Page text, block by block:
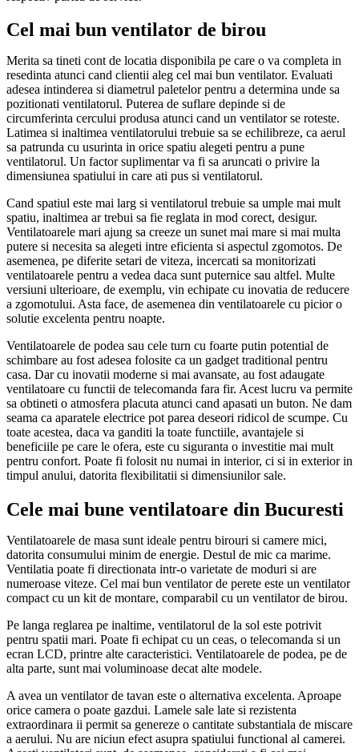
Cel mai bun ventilator de birou
Merita sa tineti cont de locatia disponibila pe care o va completa in
resedinta atunci cand clientii aleg cel mai bun ventilator. Evaluati
adesea intinderea si diametrul paletelor pentru a determina unde sa
pozitionati ventilatorul. Puterea de suflare depinde si de
circumferinta cercului produsa atunci cand un ventilator se roteste.
Latimea si inaltimea ventilatorului trebuie sa se echilibreze, ca aerul
sa patrunda cu usurinta in orice spatiu alegeti pentru a pune
ventilatorul. Un factor suplimentar va fi sa aruncati o privire la
dimensiunea spatiului in care ati pus si ventilatorul.
Cand spatiul este mai larg si ventilatorul trebuie sa umple mai mult
spatiu, inaltimea ar trebui sa fie reglata in mod corect, desigur.
Ventilatoarele mari ajung sa creeze un sunet mai mare si mai multa
putere si necesita sa alegeti intre eficienta si aspectul zgomotos. De
asemenea, pe diferite setari de viteza, incercati sa monitorizati
ventilatoarele pentru a vedea daca sunt puternice sau altfel. Multe
versiuni ulterioare, de exemplu, vin echipate cu inovatia de reducere
a zgomotului. Asta face, de asemenea din ventilatoarele cu picior o
solutie excelenta pentru noapte.
Ventilatoarele de podea sau cele turn cu foarte putin potential de
schimbare au fost adesea folosite ca un gadget traditional pentru
casa. Dar cu inovatii moderne si mai avansate, au fost adaugate
ventilatoare cu functii de telecomanda fara fir. Acest lucru va permite
sa obtineti o atmosfera placuta atunci cand apasati un buton. Ne dam
seama ca aparatele electrice pot parea deseori ridicol de scumpe. Cu
toate acestea, daca va ganditi la toate functiile, avantajele si
beneficiile pe care le ofera, este cu siguranta o investitie mai mult
pentru confort. Poate fi folosit nu numai in interior, ci si in exterior in
timpul anului, datorita flexibilitatii si dimensiunilor sale.
Cele mai bune ventilatoare din Bucuresti
Ventilatoarele de masa sunt ideale pentru birouri si camere mici,
datorita consumului minim de energie. Destul de mic ca marime.
Ventilatia poate fi directionata intr-o varietate de moduri si are
numeroase viteze. Cel mai bun ventilator de perete este un ventilator
compact cu un kit de montare, comparabil cu un ventilator de birou.
Pe langa reglarea pe inaltime, ventilatorul de la sol este potrivit
pentru spatii mari. Poate fi echipat cu un ceas, o telecomanda si un
ecran LCD, printre alte caracteristici. Ventilatoarele de podea, pe de
alta parte, sunt mai voluminoase decat alte modele.
A avea un ventilator de tavan este o alternativa excelenta. Aproape
orice camera o poate gazdui. Lamele sale late si rezistenta
extraordinara ii permit sa genereze o cantitate substantiala de miscare
a aerului. Nu are niciun efect asupra spatiului functional al camerei.